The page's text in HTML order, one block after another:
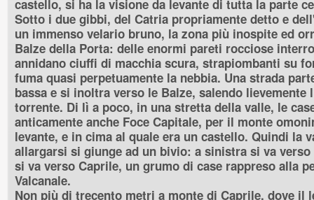
castello, si ha la visione da levante di tutta la parte
Sotto i due gibbi, del Catria propriamente detto e
un immenso velario bruno, la zona più inospite ed
Balze della Porta: delle enormi pareti rocciose
annidano ciuffi di macchia scura, strapiombanti su
fuma quasi perpetuamente la nebbia. Una strada
bassa e si inoltra verso le Balze, salendo
torrente. Di lì a poco, in una stretta della valle, le
anticamente anche Foce Capitale, per il monte
levante, e in cima al quale era un castello. Quindi la
allargarsi si giunge ad un bivio: a sinistra si va verso
si va verso Caprile, un grumo di case rappreso alla
Valcanale.
Non più di trecento metri a monte di Caprile, dove il